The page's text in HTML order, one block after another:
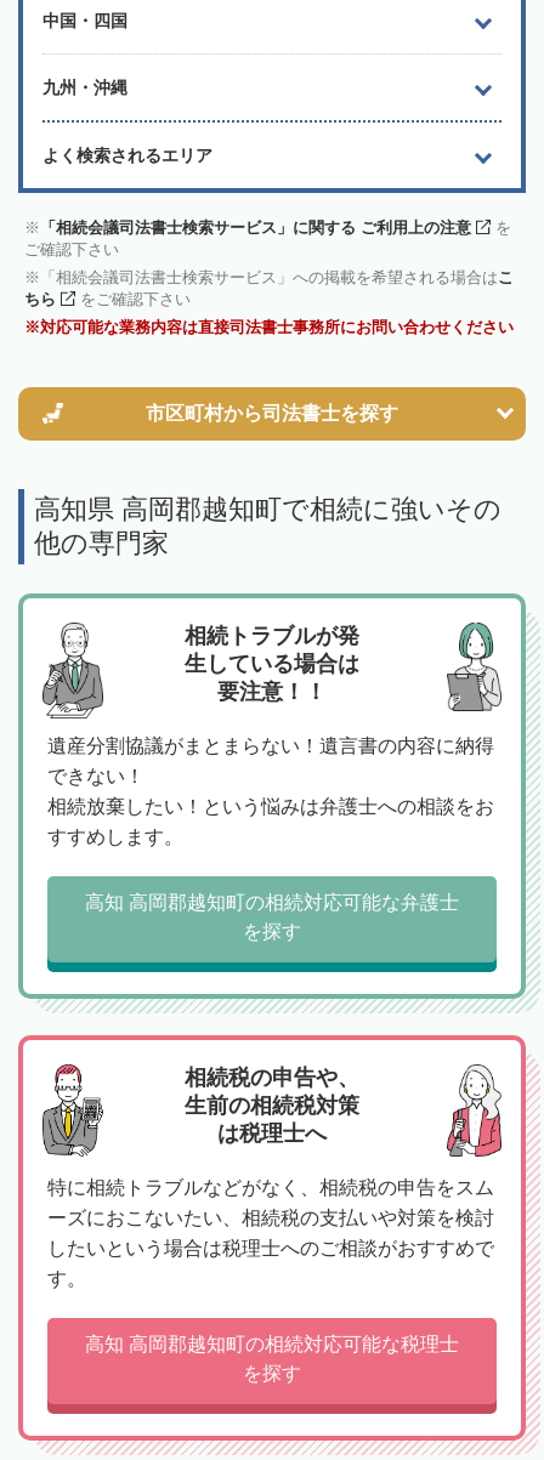
中国・四国
九州・沖縄
よく検索されるエリア
「相続会議司法書士検索サービス」に関する ご利用上の注意
を
ご確認下さい
「相続会議司法書士検索サービス」への掲載を希望される場合はこ
ちら
をご確認下さい
対応可能な業務内容は直接司法書士事務所にお問い合わせください
市区町村から司法書士を探す
高知県 高岡郡越知町で相続に強いその
他の専門家
相続トラブルが発
生している場合は
要注意！！
遺産分割協議がまとまらない！遺言書の内容に納得
できない！
相続放棄したい！という悩みは弁護士への相談をお
すすめします。
高知 高岡郡越知町の相続対応可能な弁護士
を探す
相続税の申告や、
生前の相続税対策
は税理士へ
特に相続トラブルなどがなく、相続税の申告をスム
ーズにおこないたい、相続税の支払いや対策を検討
したいという場合は税理士へのご相談がおすすめで
す。
高知 高岡郡越知町の相続対応可能な税理士
を探す